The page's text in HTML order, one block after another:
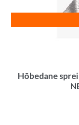
Hõbedane